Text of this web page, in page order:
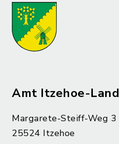
Amt Itzehoe-Land
Margarete-Steiff-Weg 3
25524 Itzehoe